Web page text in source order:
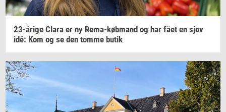
23-​årige Clara er ny Rema-​købmand og har fået en sjov
idé: Kom og se den tomme butik